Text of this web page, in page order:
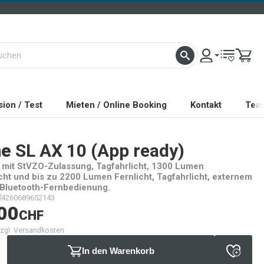
/ Test Mieten / Online Booking Kontakt
SL AX 10 (App ready)
mit StVZO-Zulassung, Tagfahrlicht, 1300 Lumen
und bis zu 2200 Lumen Fernlicht, Tagfahrlicht, externem
Fernbedienung.
4260689652143
CHF
Versandkosten
In den Warenkorb